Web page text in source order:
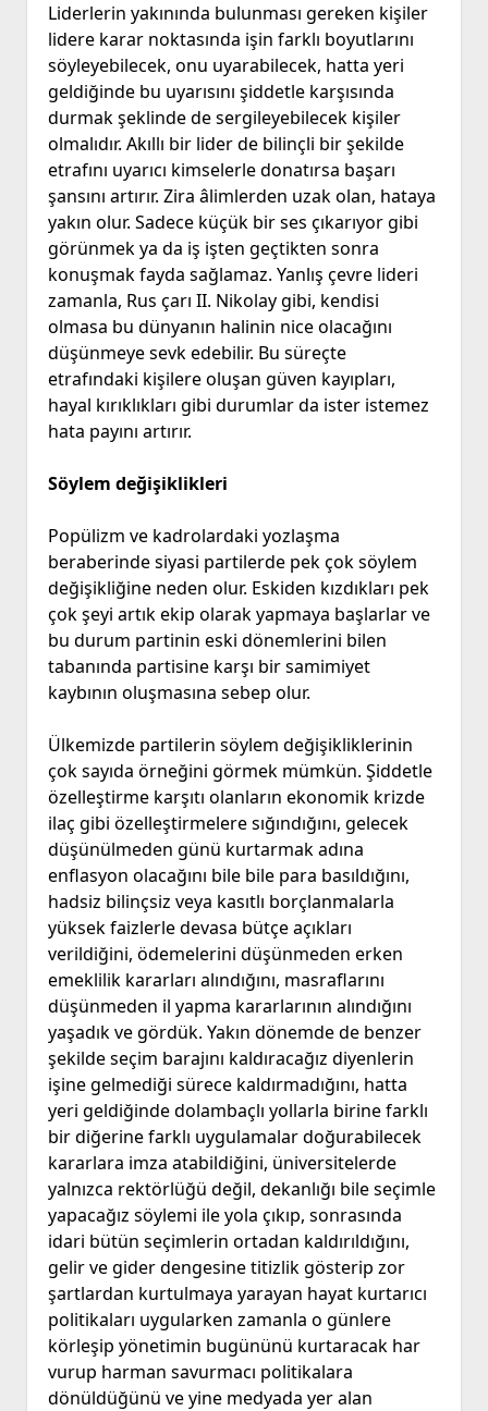
Liderlerin yakınında bulunması gereken kişiler
lidere karar noktasında işin farklı boyutlarını
söyleyebilecek, onu uyarabilecek, hatta yeri
geldiğinde bu uyarısını şiddetle karşısında
durmak şeklinde de sergileyebilecek kişiler
olmalıdır. Akıllı bir lider de bilinçli bir şekilde
etrafını uyarıcı kimselerle donatırsa başarı
şansını artırır. Zira âlimlerden uzak olan, hataya
yakın olur. Sadece küçük bir ses çıkarıyor gibi
görünmek ya da iş işten geçtikten sonra
konuşmak fayda sağlamaz. Yanlış çevre lideri
zamanla, Rus çarı II. Nikolay gibi, kendisi
olmasa bu dünyanın halinin nice olacağını
düşünmeye sevk edebilir. Bu süreçte
etrafındaki kişilere oluşan güven kayıpları,
hayal kırıklıkları gibi durumlar da ister istemez
hata payını artırır.
Söylem değişiklikleri
Popülizm ve kadrolardaki yozlaşma
beraberinde siyasi partilerde pek çok söylem
değişikliğine neden olur. Eskiden kızdıkları pek
çok şeyi artık ekip olarak yapmaya başlarlar ve
bu durum partinin eski dönemlerini bilen
tabanında partisine karşı bir samimiyet
kaybının oluşmasına sebep olur.
Ülkemizde partilerin söylem değişikliklerinin
çok sayıda örneğini görmek mümkün. Şiddetle
özelleştirme karşıtı olanların ekonomik krizde
ilaç gibi özelleştirmelere sığındığını, gelecek
düşünülmeden günü kurtarmak adına
enflasyon olacağını bile bile para basıldığını,
hadsiz bilinçsiz veya kasıtlı borçlanmalarla
yüksek faizlerle devasa bütçe açıkları
verildiğini, ödemelerini düşünmeden erken
emeklilik kararları alındığını, masraflarını
düşünmeden il yapma kararlarının alındığını
yaşadık ve gördük. Yakın dönemde de benzer
şekilde seçim barajını kaldıracağız diyenlerin
işine gelmediği sürece kaldırmadığını, hatta
yeri geldiğinde dolambaçlı yollarla birine farklı
bir diğerine farklı uygulamalar doğurabilecek
kararlara imza atabildiğini, üniversitelerde
yalnızca rektörlüğü değil, dekanlığı bile seçimle
yapacağız söylemi ile yola çıkıp, sonrasında
idari bütün seçimlerin ortadan kaldırıldığını,
gelir ve gider dengesine titizlik gösterip zor
şartlardan kurtulmaya yarayan hayat kurtarıcı
politikaları uygularken zamanla o günlere
körleşip yönetimin bugününü kurtaracak har
vurup harman savurmacı politikalara
dönüldüğünü ve yine medyada yer alan